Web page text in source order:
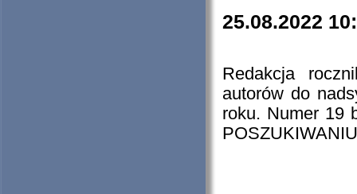
25.08.2022
Redakcja
autorów do
roku. Numer 19